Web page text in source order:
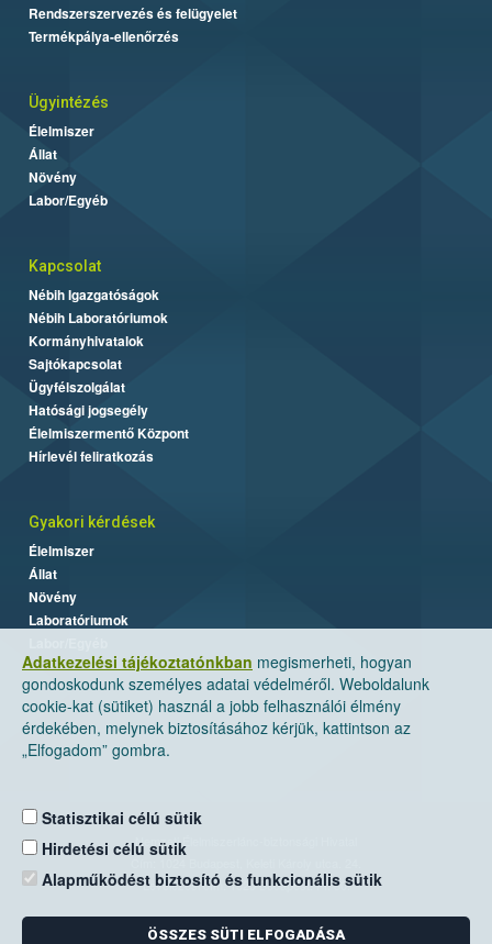
Adatkezelési tájékoztatónkban megismerheti, hogyan
gondoskodunk személyes adatai védelméről. Weboldalunk
cookie-kat (sütiket) használ a jobb felhasználói élmény
érdekében, melynek biztosításához kérjük, kattintson az
„Elfogadom” gombra.
Statisztikai célú sütik
Hirdetési célú sütik
Alapműködést biztosító és funkcionális sütik
ÖSSZES SÜTI ELFOGADÁSA
Rendszerszervezés és felügyelet
Termékpálya-ellenőrzés
Ügyintézés
Élelmiszer
Állat
Növény
Labor/Egyéb
Kapcsolat
Nébih Igazgatóságok
Nébih Laboratóriumok
Kormányhivatalok
Sajtókapcsolat
Ügyfélszolgálat
Hatósági jogsegély
Élelmiszermentő Központ
Hírlevél feliratkozás
Gyakori kérdések
Élelmiszer
Állat
Növény
Laboratóriumok
Nemzeti Élelmiszerlánc-biztonsági Hivatal
Levelezési cím: 1525 Budapest. Pf. 30.